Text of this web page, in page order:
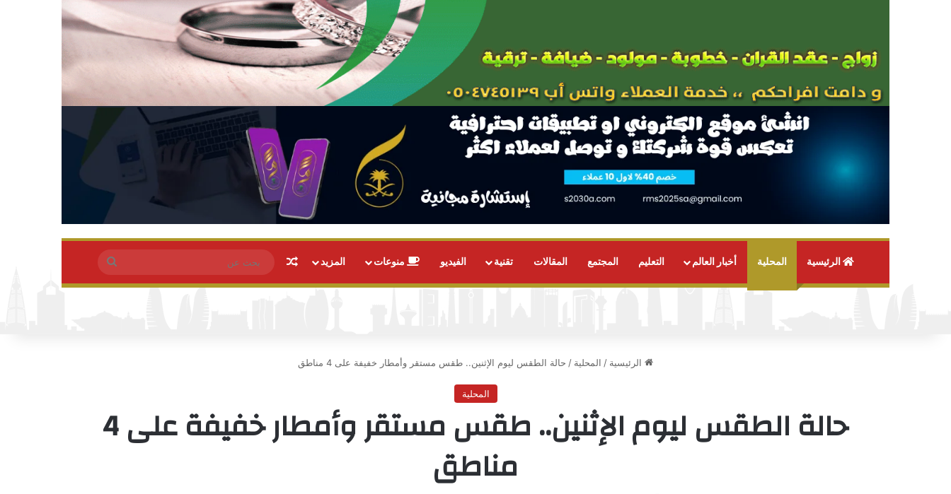
الرئيسية المحلية أخبار العالم التعليم المجتمع المقالات تقنية الفيديو منوعات المزيد مقال عشوائي
عن
الرئيسية / المحلية / حالة الطقس ليوم الإثنين.. طقس مستقر وأمطار خفيفة على 4 مناطق
المحلية
حالة الطقس ليوم الإثنين.. طقس مستقر وأمطار خفيفة على 4
مناطق